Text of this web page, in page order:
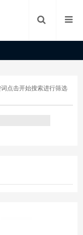
点击开始搜索进行筛选